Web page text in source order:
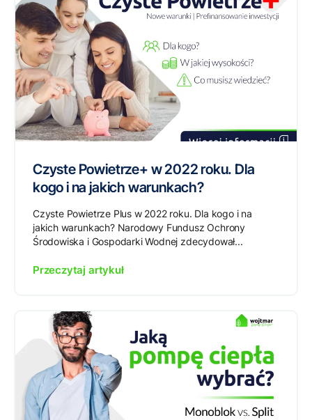
Czyste Powietrze+ w 2022 roku. Dla
kogo i na jakich warunkach?
Czyste Powietrze Plus w 2022 roku. Dla kogo i na
jakich warunkach? Narodowy Fundusz Ochrony
Środowiska i Gospodarki Wodnej zdecydował...
Przeczytaj artykuł